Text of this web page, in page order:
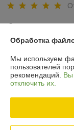
Спасибо за
Обработка
Мы используем
пользователей
рекомендаций. Вы
отключить их.